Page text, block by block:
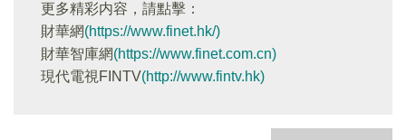
更多精彩内容，請點擊：
財華網(https://www.finet.hk/)
財華智庫網(https://www.finet.com.cn)
現代電視FINTV(http://www.fintv.hk)